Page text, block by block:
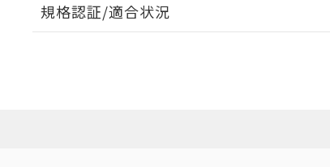
EU RoHS 注意事項・凡例
規格認証/適合状況